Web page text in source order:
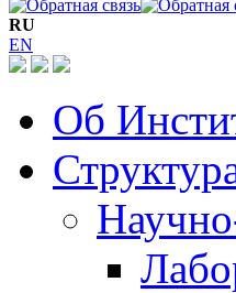
RU
EN
Об